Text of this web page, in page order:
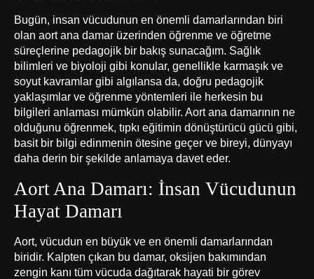
Bugün, insan vücudunun en önemli damarlarından biri
olan aort ana damar üzerinden öğrenme ve öğretme
süreçlerine pedagojik bir bakış sunacağım. Sağlık
bilimleri ve biyoloji gibi konular, genellikle karmaşık ve
soyut kavramlar gibi algılansa da, doğru pedagojik
yaklaşımlar ve öğrenme yöntemleri ile herkesin bu
bilgileri anlaması mümkün olabilir. Aort ana damarının ne
olduğunu öğrenmek, tıpkı eğitimin dönüştürücü gücü gibi,
basit bir bilgi edinmenin ötesine geçer ve bireyi, dünyayı
daha derin bir şekilde anlamaya davet eder.
Aort Ana Damarı: İnsan Vücudunun
Hayat Damarı
Aort, vücudun en büyük ve en önemli damarlarından
biridir. Kalpten çıkan bu damar, oksijen bakımından
zengin kanı tüm vücuda dağıtarak hayati bir görev